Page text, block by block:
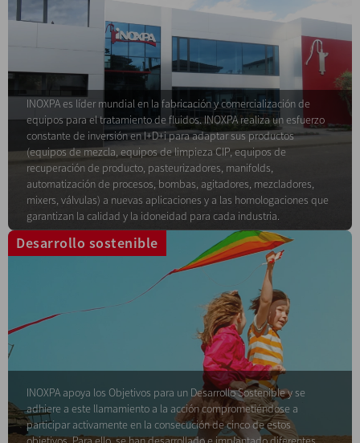
INOXPA es líder mundial en la fabricación y comercialización de
equipos para el tratamiento de fluidos. INOXPA realiza un esfuerzo
constante de inversión en I+D+i para adaptar sus productos
(equipos de mezcla, equipos de limpieza CIP, equipos de
recuperación de producto, pasteurizadores, manifolds,
automatización de procesos, bombas, agitadores, mezcladores,
mixers, válvulas) a nuevas aplicaciones y a las homologaciones que
garantizan la calidad y la idoneidad para cada industria.
Desarrollo sostenible
INOXPA apoya los Objetivos para un Desarrollo Sostenible y se
adhiere a este llamamiento a la acción comprometiéndose a
participar activamente en la consecución de cinco de estos